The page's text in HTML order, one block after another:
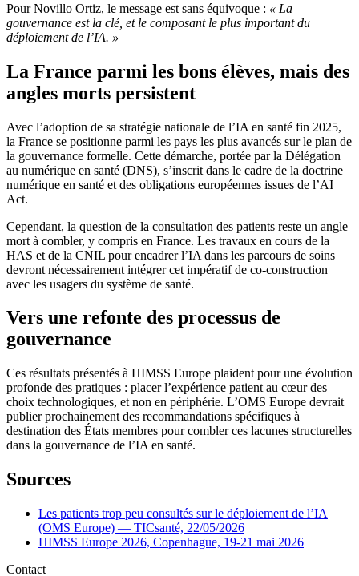
Pour Novillo Ortiz, le message est sans équivoque : « La
gouvernance est la clé, et le composant le plus important du
déploiement de l’IA. »
La France parmi les bons élèves, mais des
angles morts persistent
Avec l’adoption de sa stratégie nationale de l’IA en santé fin 2025,
la France se positionne parmi les pays les plus avancés sur le plan de
la gouvernance formelle. Cette démarche, portée par la Délégation
au numérique en santé (DNS), s’inscrit dans le cadre de la doctrine
numérique en santé et des obligations européennes issues de l’AI
Act.
Cependant, la question de la consultation des patients reste un angle
mort à combler, y compris en France. Les travaux en cours de la
HAS et de la CNIL pour encadrer l’IA dans les parcours de soins
devront nécessairement intégrer cet impératif de co-construction
avec les usagers du système de santé.
Vers une refonte des processus de
gouvernance
Ces résultats présentés à HIMSS Europe plaident pour une évolution
profonde des pratiques : placer l’expérience patient au cœur des
choix technologiques, et non en périphérie. L’OMS Europe devrait
publier prochainement des recommandations spécifiques à
destination des États membres pour combler ces lacunes structurelles
dans la gouvernance de l’IA en santé.
Sources
Les patients trop peu consultés sur le déploiement de l’IA
(OMS Europe) — TICsanté, 22/05/2026
HIMSS Europe 2026, Copenhague, 19-21 mai 2026
Contact